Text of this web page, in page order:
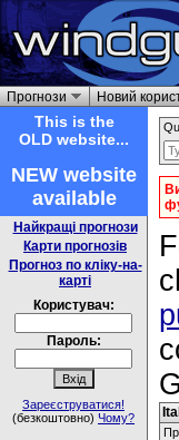
Прогнози Новий
This is the
OLD website...
NEW website
available
Найкращі прогнози
Карти прогнозів
Прогноз по кліку-на-
карті
Користувач:
Пароль:
Зареєструватися!
(безкоштовно) Чому?